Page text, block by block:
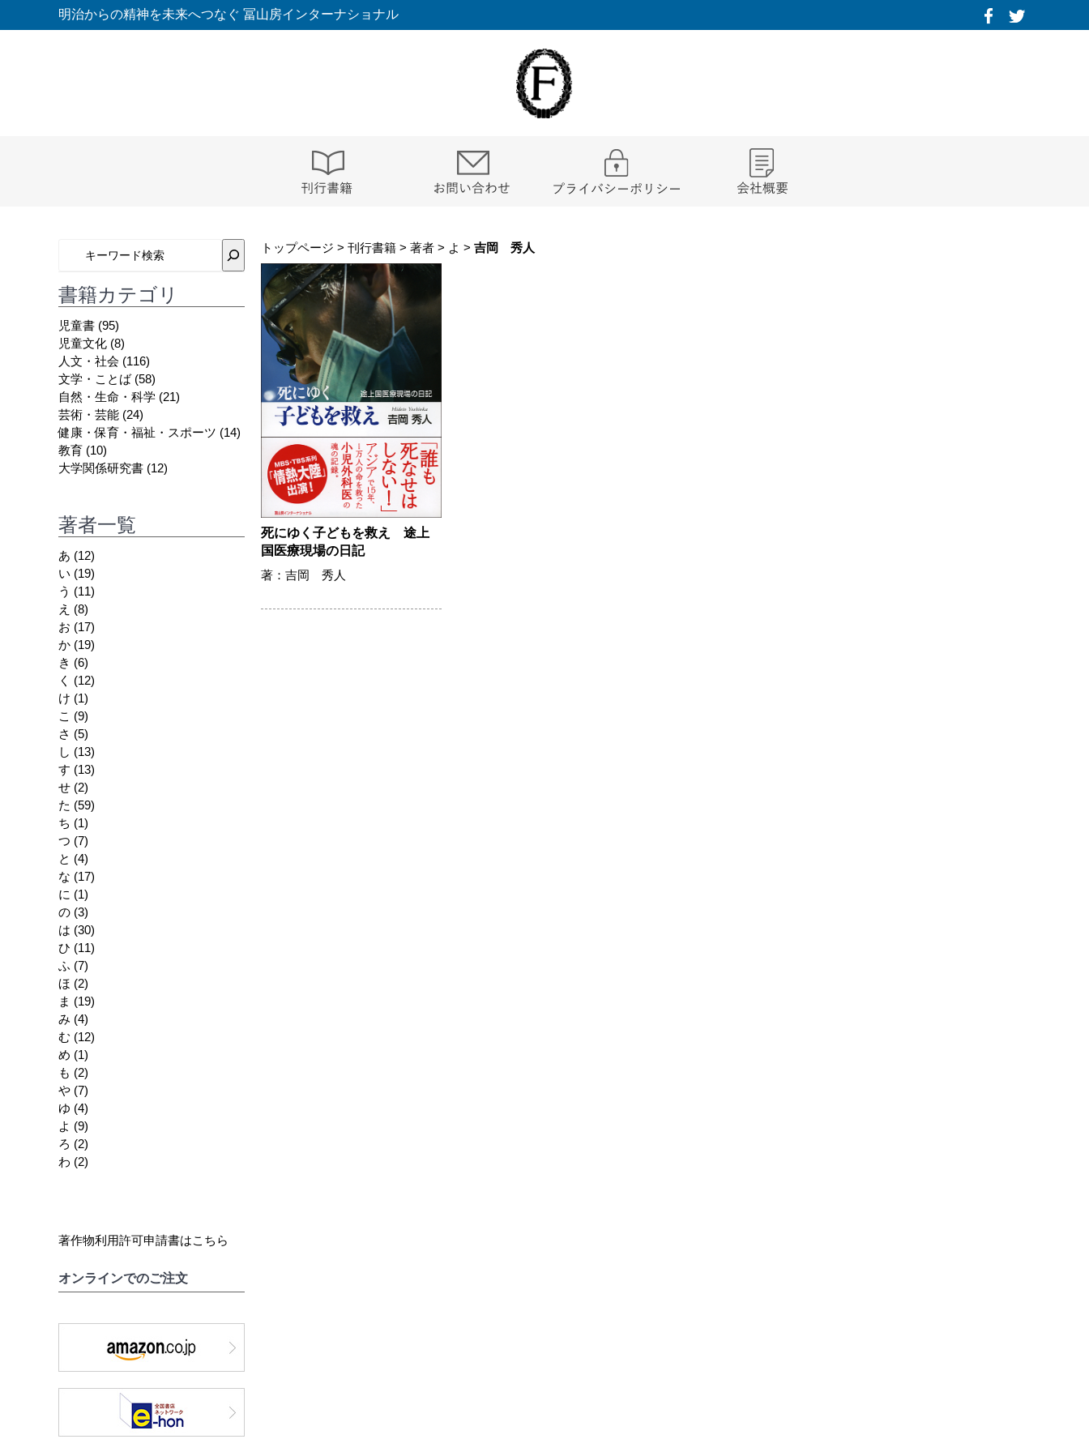
ン
明治からの精神を未来へつなぐ 冨山房インターナショナル
トップページ > 刊行書籍 > 著者 > よ > 吉岡 秀人
死にゆく子どもを救え 途上
国医療現場の日記
著：吉岡 秀人
書籍カテゴリ
児童書 (95)
児童文化 (8)
人文・社会 (116)
文学・ことば(58)
自然・生命・科学 (21)
芸術・芸能 (24)
健康・保育・福祉・スポーツ (14)
教育 (10)
大学関係研究書 (12)
著者一覧
あ (12)
い (19)
う (11)
え (8)
お (17)
か (19)
き (6)
く (12)
け (1)
こ (9)
さ (5)
し (13)
す (13)
せ (2)
た (59)
ち (1)
つ (7)
と (4)
な (17)
に (1)
の (3)
は (30)
ひ (11)
ふ (7)
ほ (2)
ま (19)
み (4)
む (12)
め (1)
も (2)
や (7)
ゆ (4)
よ (9)
ろ (2)
わ (2)
著作物利用許可申請書はこちら
オンラインでのご注文